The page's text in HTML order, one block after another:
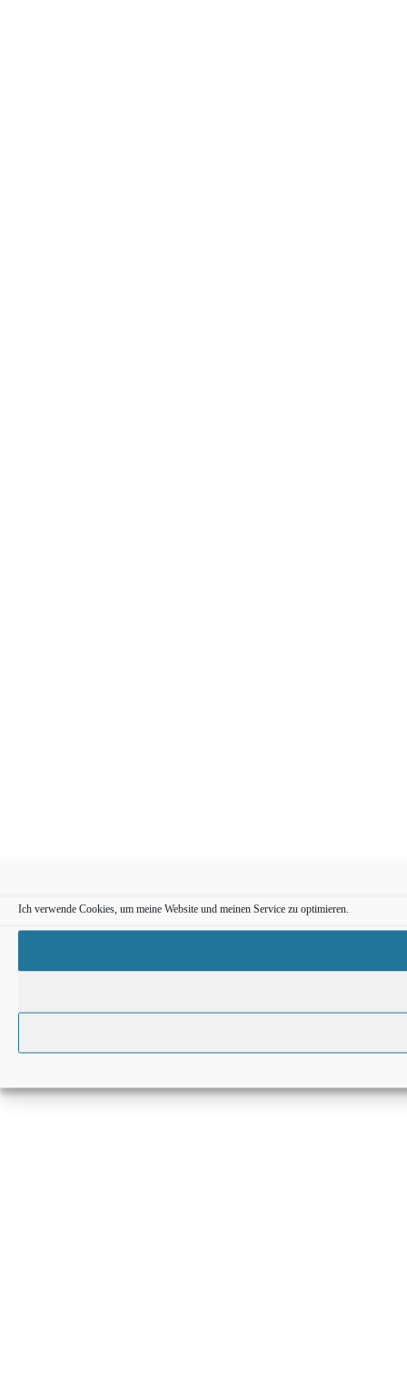
Ich verwende Cookies, um meine Website und meinen Service zu optimieren.